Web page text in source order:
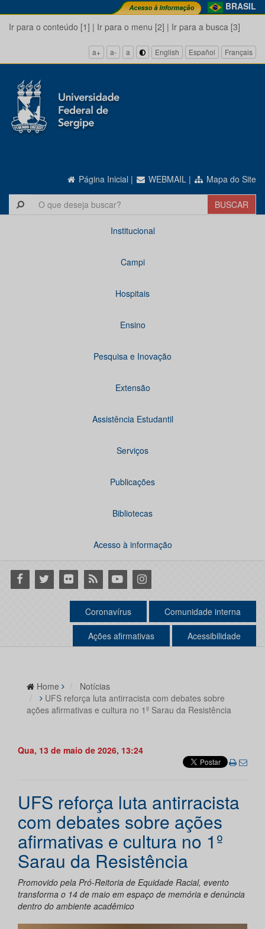
BRASIL
Ir para o conteúdo [1] | Ir para o menu [2] | Ir para a busca [3]
a+ a- a English Español Français
Página Inicial | WEBMAIL | Mapa do Site
Institucional
Campi
Hospitais
Ensino
Pesquisa e Inovação
Extensão
Assistência Estudantil
Serviços
Publicações
Bibliotecas
Acesso à informação
Facebook
Twitter Flickr RSS YoutubeInstagram
Coronavírus Comunidade interna
Ações afirmativas Acessibilidade
Home
Notícias
UFS reforça luta antirracista com debates sobre
ações afirmativas e cultura no 1º Sarau da Resistência
Qua, 13 de maio de 2026, 13:24
UFS reforça luta antirracista
com debates sobre ações
afirmativas e cultura no 1º
Sarau da Resistência
Promovido pela Pró-Reitoria de Equidade Racial, evento
transforma o 14 de maio em espaço de memória e denúncia
dentro do ambiente acadêmico